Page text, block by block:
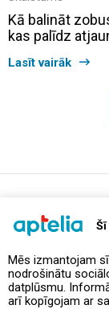
Mēs izmantojam
nodrošinātu
datplūsmu.
arī kopīgojam ar
Kā balināt
kas palīdz
Lasīt vairāk
Piedāvājumi